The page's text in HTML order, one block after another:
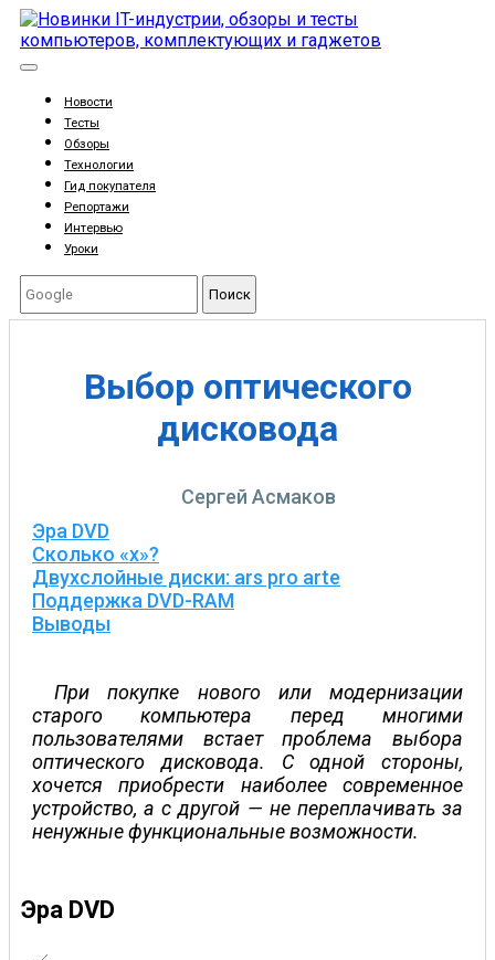
Новости
Тесты
Обзоры
Технологии
Гид покупателя
Репортажи
Интервью
Уроки
Поиск
Выбор оптического
дисковода
Сергей Асмаков
Эра DVD
Сколько «х»?
Двухслойные диски: ars pro arte
Поддержка DVD-RAM
Выводы
При покупке нового или модернизации
старого компьютера перед многими
пользователями встает проблема выбора
оптического дисковода. С одной стороны,
хочется приобрести наиболее современное
устройство, а с другой — не переплачивать за
ненужные функциональные возможности.
Эра DVD